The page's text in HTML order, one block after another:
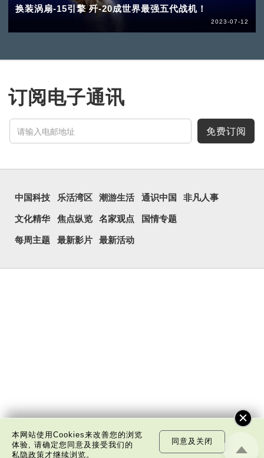
换装涡扇-15引擎 歼-20成世界最强五代战机！
2023-07-12
订阅电子通讯
免费订阅
中国科技 乐活湾区 潮游生活 通识中国 非凡人事
文化精华 焦点纵览 名家观点 国情专题
每周主题 最新影片 最新活动
本网站使用Cookies来改善您的浏览
体验, 请确定您同意及接受我们的
私隐政策才继续浏览。
同意及关闭